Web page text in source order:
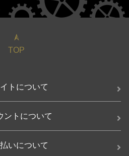
TOP
トについて
ントについて
いについて